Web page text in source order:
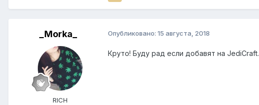
_Morka_
RICH
Опубликовано: 15 августа, 2018
Круто! Буду рад если добавят на JediCraft.